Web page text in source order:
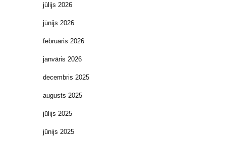
jūlijs 2026
jūnijs 2026
februāris 2026
janvāris 2026
decembris 2025
augusts 2025
jūlijs 2025
jūnijs 2025